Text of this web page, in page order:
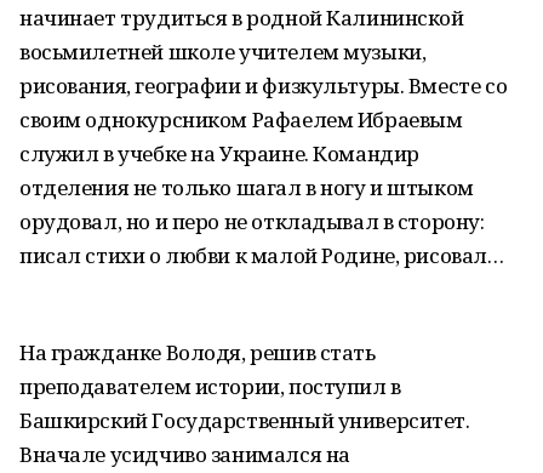
начинает трудиться в родной Калининской
восьмилетней школе учителем музыки,
рисования, географии и физкультуры. Вместе со
своим однокурсником Рафаелем Ибраевым
служил в учебке на Украине. Командир
отделения не только шагал в ногу и штыком
орудовал, но и перо не откладывал в сторону:
писал стихи о любви к малой Родине, рисовал…
На гражданке Володя, решив стать
преподавателем истории, поступил в
Башкирский Государственный университет.
Вначале усидчиво занимался на